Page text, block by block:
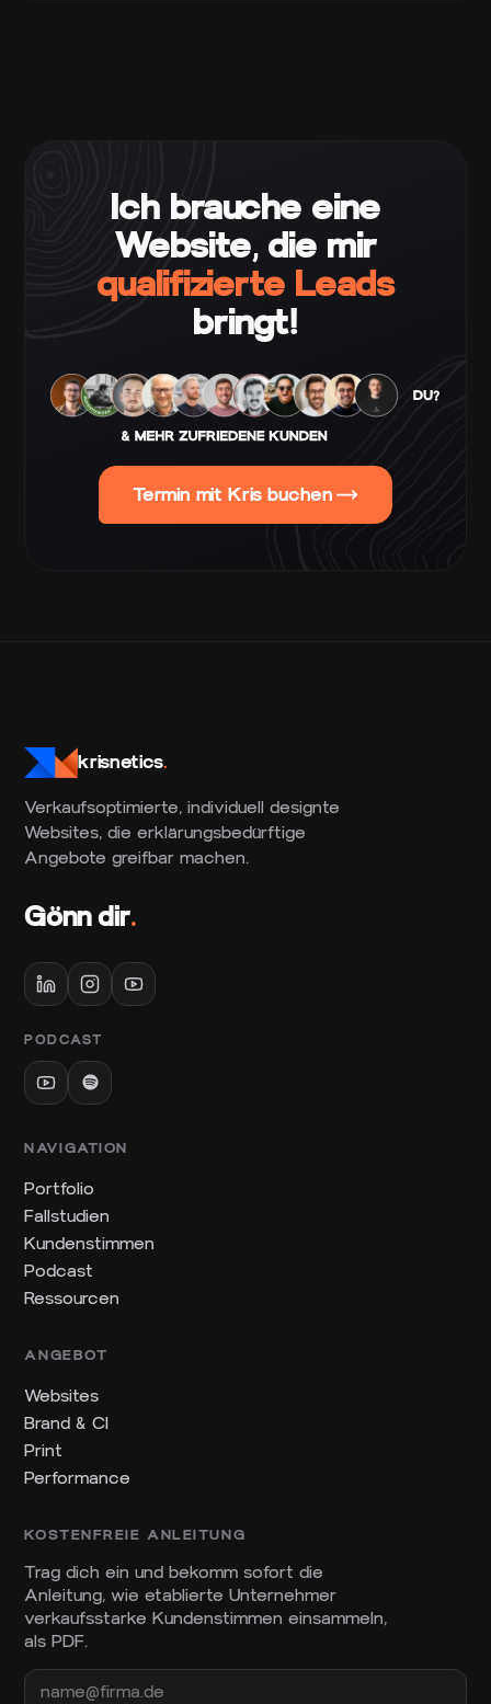
Ich brauche eine
Website, die mir
qualifizierte Leads
bringt!
Termin mit Kris buchen
krisnetics.
Verkaufsoptimierte, individuell designte
Websites, die erklärungsbedürftige
Angebote greifbar machen.
Gönn dir.
PODCAST
NAVIGATION
Portfolio
Fallstudien
Kundenstimmen
Podcast
Ressourcen
ANGEBOT
Websites
Brand & CI
Print
Performance
KOSTENFREIE ANLEITUNG
Trag dich ein und bekomm sofort die
Anleitung, wie etablierte Unternehmer
verkaufsstarke Kundenstimmen einsammeln,
als PDF.